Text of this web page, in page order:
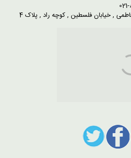
, خیابان فلسطین , کوچه راد , پلاک 4